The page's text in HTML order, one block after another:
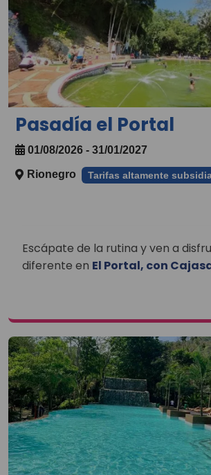
Pasadía el Portal
01/08/2026 - 31/01/2027
Rionegro Tarifas altamente
Escápate de la rutina y ven a
diferente en El Portal, con